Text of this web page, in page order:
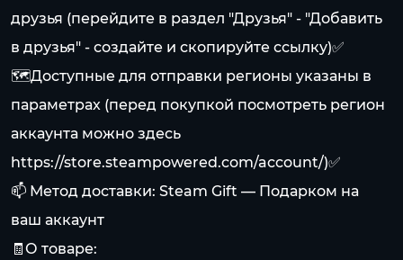
друзья (перейдите в раздел "Друзья" - "Добавить
в друзья" - создайте и скопируйте ссылку)✅
🗺Доступные для отправки регионы указаны в
параметрах (перед покупкой посмотреть регион
аккаунта можно здесь
https://store.steampowered.com/account/)✅
📫 Метод доставки: Steam Gift — Подарком на
ваш аккаунт
🧾О товаре: